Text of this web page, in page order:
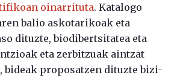
oinarrituta. Katalogo
balio askotarikoak eta
dituzte, biodibertsitatea eta
eta zerbitzuak aintzat
bideak proposatzen dituzte bizi-